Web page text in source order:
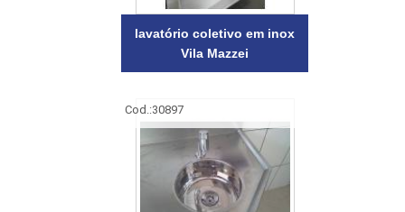
lavatório coletivo em inox
Vila Mazzei
Cod.:30897